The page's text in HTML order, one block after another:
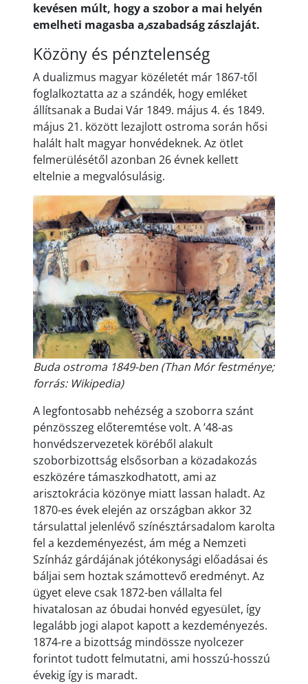
kevésen múlt, hogy a szobor a mai helyén
emelheti magasba a٫szabadság zászlaját.
Közöny és pénztelenség
A dualizmus magyar közéletét már 1867-től
foglalkoztatta az a szándék, hogy emléket
állítsanak a Budai Vár 1849. május 4. és 1849.
május 21. között lezajlott ostroma során hősi
halált halt magyar honvédeknek. Az ötlet
felmerülésétől azonban 26 évnek kellett
eltelnie a megvalósulásig.
Buda ostroma 1849-ben (Than Mór festménye;
forrás: Wikipedia)
A legfontosabb nehézség a szoborra szánt
pénzösszeg előteremtése volt. A ’48-as
honvédszervezetek köréből alakult
szoborbizottság elsősorban a közadakozás
eszközére támaszkodhatott, ami az
arisztokrácia közönye miatt lassan haladt. Az
1870-es évek elején az országban akkor 32
társulattal jelenlévő színésztársadalom karolta
fel a kezdeményezést, ám még a Nemzeti
Színház gárdájának jótékonysági előadásai és
báljai sem hoztak számottevő eredményt. Az
ügyet eleve csak 1872-ben vállalta fel
hivatalosan az óbudai honvéd egyesület, így
legalább jogi alapot kapott a kezdeményezés.
1874-re a bizottság mindössze nyolcezer
forintot tudott felmutatni, ami hosszú-hosszú
évekig így is maradt.